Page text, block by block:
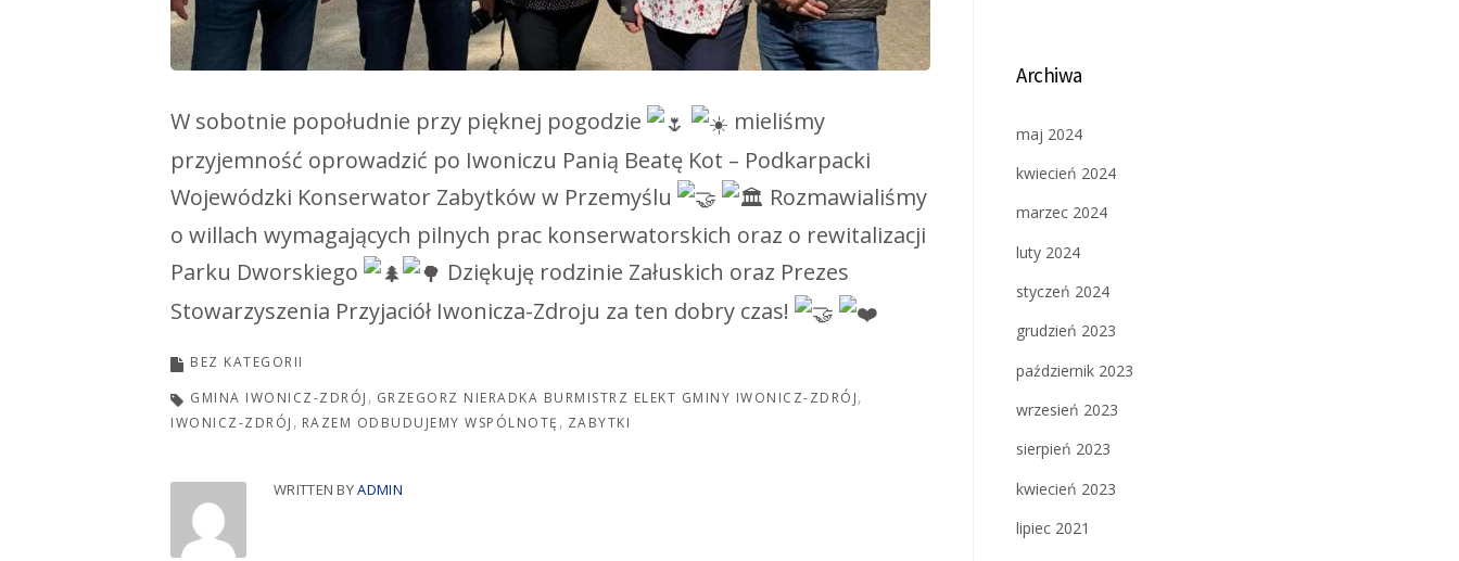
W sobotnie popołudnie przy pięknej pogodzie
mieliśmy
przyjemność oprowadzić po Iwoniczu Panią Beatę Kot – Podkarpacki
Wojewódzki Konserwator Zabytków w Przemyślu
Rozmawialiśmy
o willach wymagających pilnych prac konserwatorskich oraz o rewitalizacji
Parku Dworskiego
Dziękuję rodzinie Załuskich oraz Prezes
Stowarzyszenia Przyjaciół Iwonicza-Zdroju za ten dobry czas!
BEZ KATEGORII
GMINA IWONICZ-ZDRÓJ
GRZEGORZ NIERADKA BURMISTRZ ELEKT GMINY IWONICZ-ZDRÓJ
IWONICZ-ZDRÓJ
RAZEM ODBUDUJEMY WSPÓLNOTĘ ZABYTKI
WRITTEN BYADMIN
Archiwa
maj 2024
kwiecień 2024
marzec 2024
luty 2024
styczeń 2024
grudzień 2023
październik 2023
wrzesień 2023
sierpień 2023
kwiecień 2023
lipiec 2021